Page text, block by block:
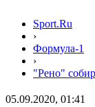
Sport.Ru
›
Формула-1
›
"Рено"
05.09.2020, 01:41